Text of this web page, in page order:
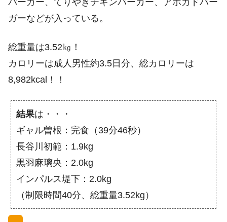
ガーなどが入っている。
総重量は3.52㎏！
カロリーは成人男性約3.5日分、総カロリーは
8,982kcal！！
結果は・・・
ギャル曽根：完食（39分46秒）
長谷川初範：1.9kg
黒羽麻璃央：2.0kg
インパルス堤下：2.0kg
（制限時間40分、総重量3.52kg）